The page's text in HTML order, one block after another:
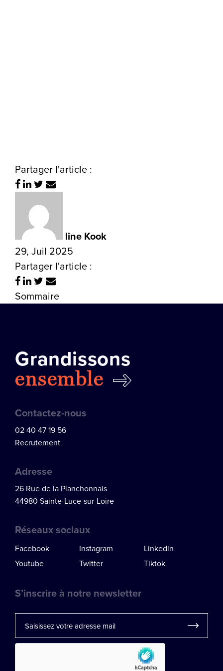
Partager l'article :
line Kook
29, Juil 2025
Partager l'article :
Sommaire
Grandissons
ensemble
Réseaux sociaux
Facebook Instagram
Linkedin
Youtube
Twitter Tiktok
Adresse
26 Rue de la Planchonnais
44980 Sainte-Luce-sur-Loire
Contactez-nous
02 40 47 19 56
Recrutement
S’inscrire à notre newsletter